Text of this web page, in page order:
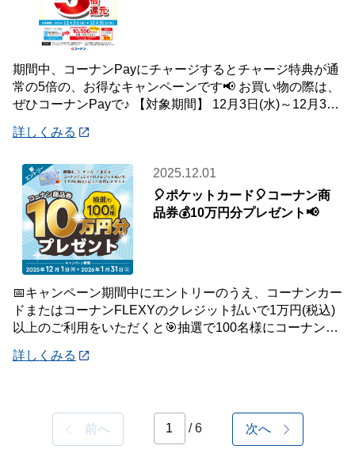
期間中、コーナンPayにチャージするとチャージ特典が通
常の5倍の、お得なキャンペーンです📢 お買い物の際は、
ぜひコーナンPayで♪ 【対象期間】 12月3日(水)～12月31
詳しくみる
2025.12.01
🎈ポケットカード🎈コーナン商
品券💰10万円分プレゼント📢
📅キャンペーン期間中にエントリーのうえ、コーナンカー
ドまたはコーナンFLEXYのクレジット払いで1万円(税込)
以上のご利用をいただくと🎯抽選で100名様にコーナン商
詳しくみる
前へ / 6 次へ